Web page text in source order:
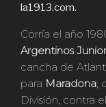
la1913.com.
Corría el año
Argentinos
cancha de
para Maradona;
División, contra